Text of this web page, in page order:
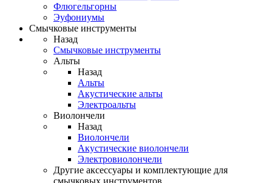
Флюгельгорны
Эуфониумы
Смычковые инструменты
Назад
Смычковые инструменты
Альты
Назад
Альты
Акустические альты
Электроальты
Виолончели
Назад
Виолончели
Акустические виолончели
Электровиолончели
Другие аксессуары и комплектующие для
смычковых инструментов